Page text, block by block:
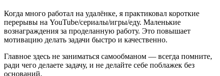
Когда много работал на удалёнке, я практиковал короткие
перерывы на YouTube/сериалы/игры/еду. Маленькие
вознаграждения за проделанную работу. Это повышает
мотивацию делать задачи быстро и качественно.
Главное здесь не заниматься самообманом — всегда помните,
ради чего делаете задачу, и не делайте себе поблажек без
оснований.